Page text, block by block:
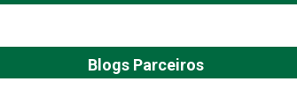
Blogs Parceiros